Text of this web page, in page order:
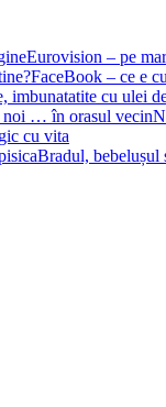
Eurovision – pe
FaceBook – ce e
cu vita
Bradul, bebelușul